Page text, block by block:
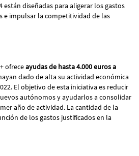
están diseñadas para aligerar los gastos
e impulsar la competitividad de las
ofreceayudas de hasta 4.000 euros a
dado de alta su actividad económica
El objetivo de esta iniciativa es reducir
autónomos y ayudarlos a consolidar
año de actividad. La cantidad de la
de los gastos justificados en la